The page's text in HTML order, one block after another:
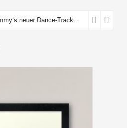
Magnetised – DJ Sammy‘s neuer Dance-Track über eine toxische Anziehungskraft